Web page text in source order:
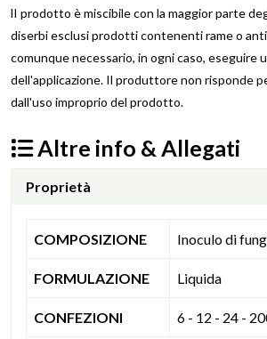
lI prodotto è miscibile con la maggior parte
diserbi esclusi prodotti contenenti rame o
comunque necessario, in ogni caso, eseguire
dell'applicazione. Il produttore non risponde
dall'uso improprio del prodotto.
Altre info & Allegati
Proprietà
COMPOSIZIONE Inoculo di
FORMULAZIONE Liquida
CONFEZIONI 6 - 12 - 24 -